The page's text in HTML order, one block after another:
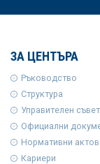
ЗА ЦЕНТЪРА
Ръководство
Структура
Управителен съвет
Официални
Нормативни
Кариери